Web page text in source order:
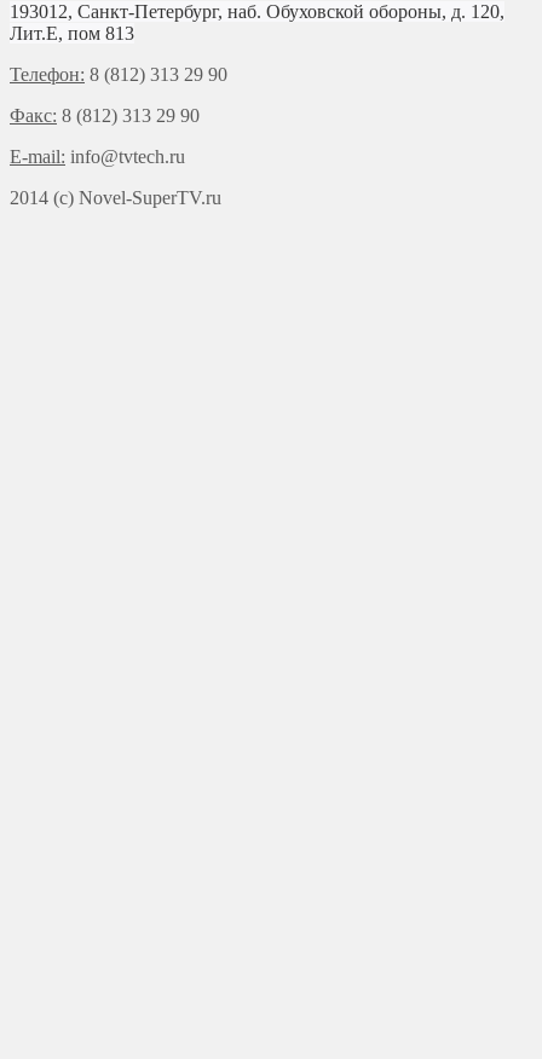
193012, Санкт-Петербург, наб. Обуховской обороны, д. 120,
Лит.Е, пом 813
Телефон: 8 (812) 313 29 90
Факс: 8 (812) 313 29 90
E-mail: info@tvtech.ru
2014 (c) Novel-SuperTV.ru